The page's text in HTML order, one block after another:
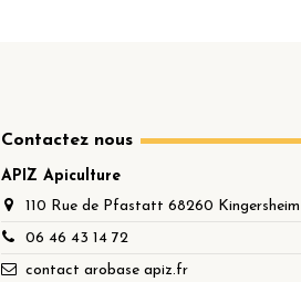
Contactez nous
APIZ Apiculture
110 Rue de Pfastatt 68260 Kingersheim
06 46 43 14 72
contact arobase apiz.fr